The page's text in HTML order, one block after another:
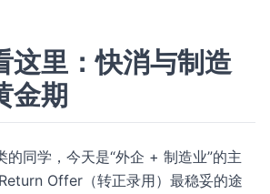
这里：快消与制造
金期
的同学，今天是“外企 + 制造业”的主
Offer（转正录用）最稳妥的途